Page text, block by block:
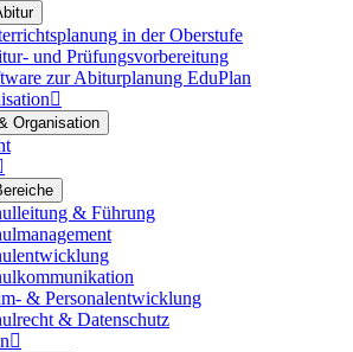
in der Oberstufe
und Prüfungsvorbereitung
zur Abiturplanung EduPlan

Organisation
& Führung
& Personalentwicklung
& Datenschutz
